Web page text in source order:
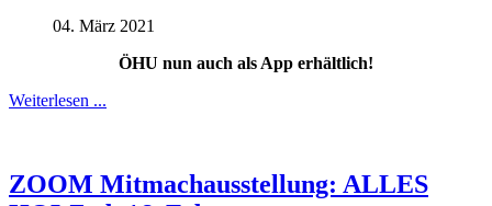
04. März 2021
ÖHU nun auch als App erhältlich!
Weiterlesen ...
ZOOM Mitmachausstellung: ALLES